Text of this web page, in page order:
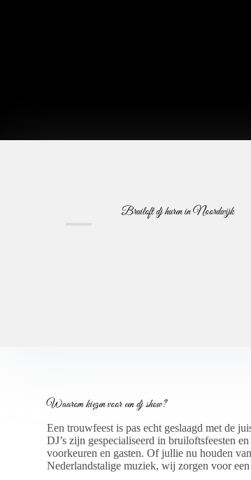
Bruiloft dj huren in Noordwijk
Waarom kiezen voor een dj show?
Een trouwfeest is pas echt geslaagd met de
DJ’s zijn gespecialiseerd in bruiloftsfeesten
voorkeuren en gasten. Of jullie nu houden
Nederlandstalige muziek, wij zorgen voor